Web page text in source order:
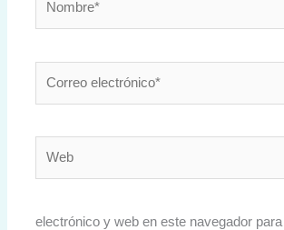
electrónico*
electrónico y web en este navegador